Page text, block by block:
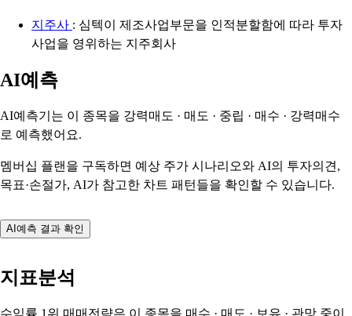
지주사 : 심텍이 제조사업부문을 인적분할함에 따라 투자
사업을 영위하는 지주회사
AI예측
AI예측기는 이 종목을 강력매도 · 매도 · 중립 · 매수 · 강력매수
로 예측했어요.
멤버십 플랜을 구독하면 예상 주가 시나리오와 AI의 투자의견,
목표·손절가, AI가 참고한 차트 패턴들을 확인할 수 있습니다.
AI예측 결과 확인
지표분석
수익률 1위 매매전략은 이 종목을 매수 · 매도 · 보유 · 관망 중이